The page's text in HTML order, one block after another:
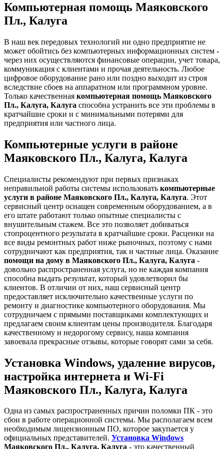
Компьютерная помощь Маяковского
Пл., Калуга
В наш век передовых технологий ни одно предприятие не
может обойтись без компьютерных информационных систем -
через них осуществляются финансовые операции, учет товара,
коммуникация с клиентами и прочая деятельность. Любое
цифровое оборудование рано или поздно выходит из строя
вследствие сбоев на аппаратном или программном уровне.
Только качественная компьютерная помощь Маяковского
Пл., Калуга, Калуга способна устранить все эти проблемы в
кратчайшие сроки и с минимальными потерями для
предприятия или частного лица.
Компьютерные услуги в районе
Маяковского Пл., Калуга, Калуга
Специалисты рекомендуют при первых признаках
неправильной работы системы использовать компьютерные
услуги в районе Маяковского Пл., Калуга, Калуга. Этот
сервисный центр оснащен современным оборудованием, а в
его штате работают только опытные специалисты с
внушительным стажем. Все это позволяет добиваться
стопроцентного результата в кратчайшие сроки. Расценки на
все виды ремонтных работ ниже рыночных, поэтому с нами
сотрудничают как предприятия, так и частные лица. Оказание
помощи на дому в Маяковского Пл., Калуга, Калуга -
довольно распространенная услуга, но не каждая компания
способна выдать результат, который удовлетворил бы
клиентов. В отличии от них, наш сервисный центр
предоставляет исключительно качественные услуги по
ремонту и диагностике компьютерного оборудования. Мы
сотрудничаем с прямыми поставщиками комплектующих и
предлагаем своим клиентам цены производителя. Благодаря
качественному и недорогому сервису, наша компания
завоевала прекрасные отзывы, которые говорят сами за себя.
Установка Windows, удаление вирусов,
настройка интернета и Wi-Fi
Маяковского Пл., Калуга, Калуга
Одна из самых распространенных причин поломки ПК - это
сбои в работе операционной системы. Мы располагаем всем
необходимым лицензионным ПО, которое закупается у
официальных представителей. Установка Windows
Маяковского Пл., Калуга, Калуга - это качественный